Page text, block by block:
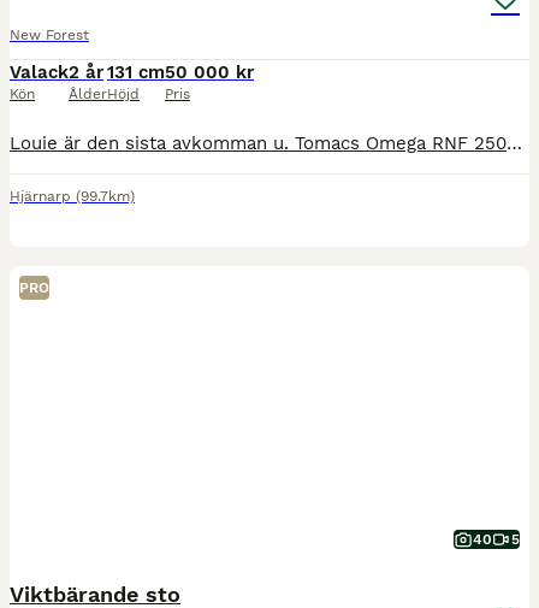
New Forest
Valack
Kön
2 år
Ålder
131 cm
Höjd
50 000 kr
Pris
Louie är den sista avkomman u. Tomacs Omega RNF 2502 e. Stackarps Diplomat RNF 196 och har helsyskon varav flera vunnit och tagit placeringar vid både Ungponnychampionatet och Ungponny-SM. Kombination
Hjärnarp (99.7km)
PRO
40 5
Viktbärande sto